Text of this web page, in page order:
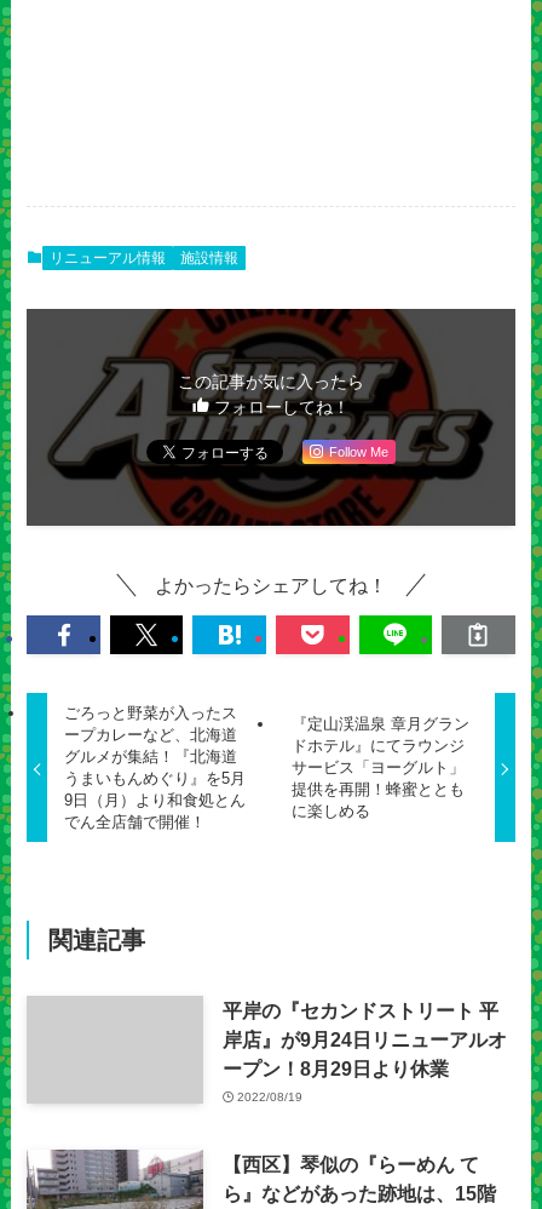
リニューアル情報 施設情報
この記事が気に入ったら
フォローしてね！
Follow Me
よかったらシェアしてね！
ごろっと野菜が入ったス
ープカレーなど、北海道
グルメが集結！『北海道
うまいもんめぐり』を5月
9日（月）より和食処とん
でん全店舗で開催！
『定山渓温泉 章月グラン
ドホテル』にてラウンジ
サービス「ヨーグルト」
提供を再開！蜂蜜ととも
に楽しめる
関連記事
平岸の『セカンドストリート 平
岸店』が9月24日リニューアルオ
ープン！8月29日より休業
2022/08/19
【西区】琴似の『らーめん て
ら』などがあった跡地は、15階